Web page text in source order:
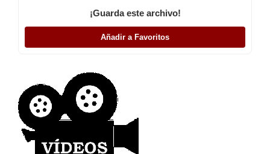
¡Guarda este archivo!
Añadir a Favoritos